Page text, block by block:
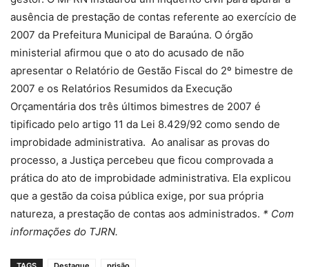
ausência de prestação de contas referente ao exercício de
2007 da Prefeitura Municipal de Baraúna. O órgão
ministerial afirmou que o ato do acusado de não
apresentar o Relatório de Gestão Fiscal do 2º bimestre de
2007 e os Relatórios Resumidos da Execução
Orçamentária dos três últimos bimestres de 2007 é
tipificado pelo artigo 11 da Lei 8.429/92 como sendo de
improbidade administrativa. Ao analisar as provas do
processo, a Justiça percebeu que ficou comprovada a
prática do ato de improbidade administrativa. Ela explicou
que a gestão da coisa pública exige, por sua própria
natureza, a prestação de contas aos administrados. * Com
informações do TJRN.